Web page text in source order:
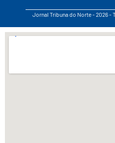
Jornal Tribuna do Norte - 2026 -